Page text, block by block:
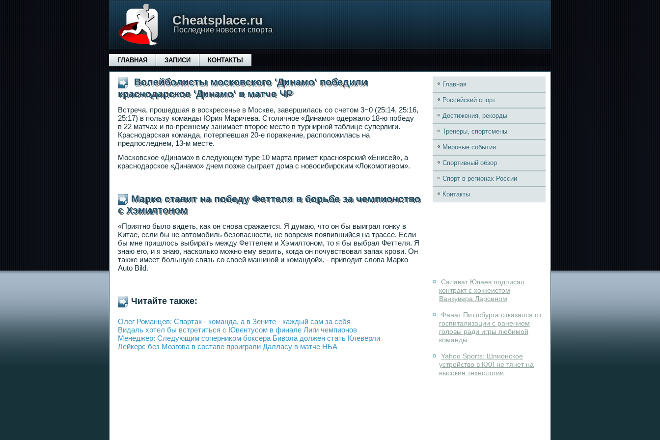
Сheatsplace.ru
Последние новости спорта
ГЛАВНАЯ ЗАПИСИ КОНТАКТЫ
Волейболисты московского 'Динамо' победили
краснодарское 'Динамо' в матче ЧР
Встреча, прошедшая в воскресенье в Москве, завершилась со счетом 3−0 (25:14, 25:16,
25:17) в пользу команды Юрия Маричева. Столичное «Динамо» одержало 18-ю победу
в 22 матчах и по-прежнему занимает второе место в турнирной таблице суперлиги.
Краснодарская команда, потерпевшая 20-е поражение, расположилась на
предпоследнем, 13-м месте.
Московское «Динамо» в следующем туре 10 марта примет красноярский «Енисей», а
краснодарское «Динамо» днем позже сыграет дома с новосибирским «Локомотивом».
Марко ставит на победу Феттеля в борьбе за чемпионство
с Хэмилтоном
«Приятно было видеть, как он снова сражается. Я думаю, что он бы выиграл гонку в
Китае, если бы не автомобиль безопасности, не вовремя появившийся на трассе. Если
бы мне пришлось выбирать между Феттелем и Хэмилтоном, то я бы выбрал Феттеля. Я
знаю его, и я знаю, насколько можно ему верить, когда он почувствовал запах крови. Он
также имеет большую связь со своей машиной и командой», - приводит слова Марко
Auto Bild.
Читайте также:
Олег Романцев: Спартак - команда, а в Зените - каждый сам за себя
Видаль хотел бы встретиться с Ювентусом в финале Лиги чемпионов
Менеджер: Следующим соперником боксера Бивола должен стать Клеверли
Лейкерс без Мозгова в составе проиграли Далласу в матче НБА
Главная
Российский спорт
Достижения, рекорды
Тренеры, спортсмены
Мировые события
Спортивный обзор
Спорт в регионах России
Контакты
Салават Юлаев подписал
контракт с хоккеистом
Ванкувера Ларсеном
Фанат Питтсбурга отказался от
госпитализации с ранением
головы ради игры любимой
команды
Yahoo Sports: Шпионское
устройство в КХЛ не тянет на
высокие технологии